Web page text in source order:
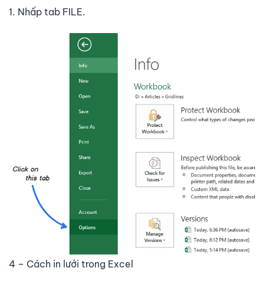
1. Nhấp tab FILE.
4 – Cách in lưới trong Excel